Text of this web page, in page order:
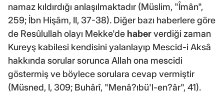
namaz kıldırdığı anlaşılmaktadır (Müslim, "Îmân",
259; İbn Hişâm, II, 37-38). Diğer bazı haberlere göre
de Resûlullah olayı Mekke'de haberverdiği zaman
Kureyş kabilesi kendisini yalanlayıp Mescid-i Aksâ
hakkında sorular sorunca Allah ona mescidi
göstermiş ve böylece sorulara cevap vermiştir
(Müsned, I, 309; Buhârî, "Menâ?ıbü'l-en?âr", 41).